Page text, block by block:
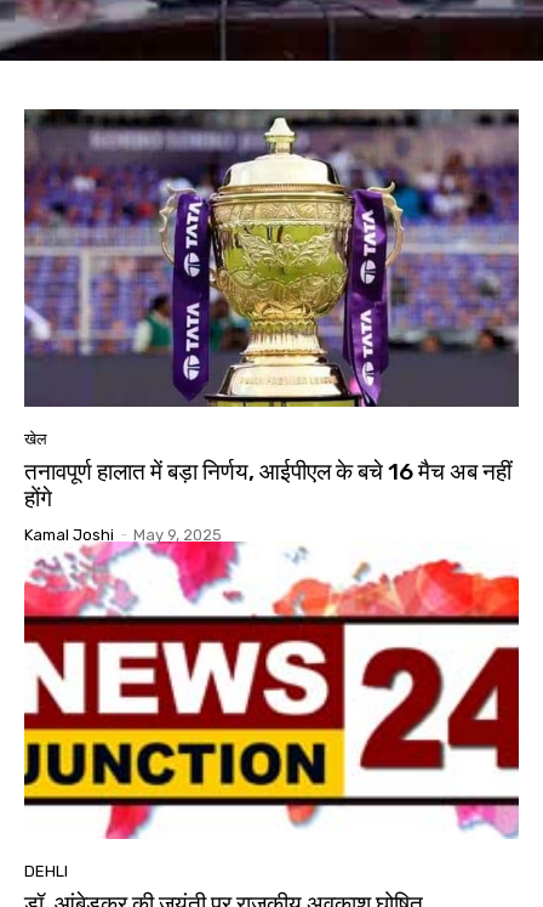
खेल
तनावपूर्ण हालात में बड़ा निर्णय, आईपीएल के बचे 16 मैच अब नहीं
होंगे
Kamal Joshi - May 9, 2025
DEHLI